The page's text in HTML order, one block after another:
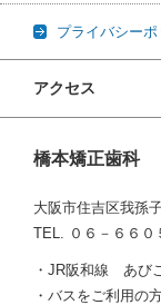
プライバシーポ
アクセス
橋本矯正歯科
大阪市住吉区我孫
TEL. ０６－６６０
・JR阪和線 あび
・バスをご利用の